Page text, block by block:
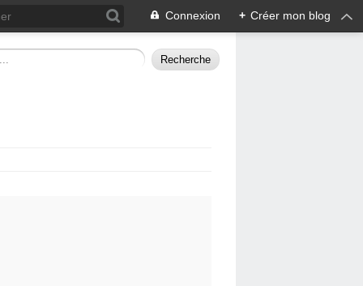
Connexion + Créer mon blog